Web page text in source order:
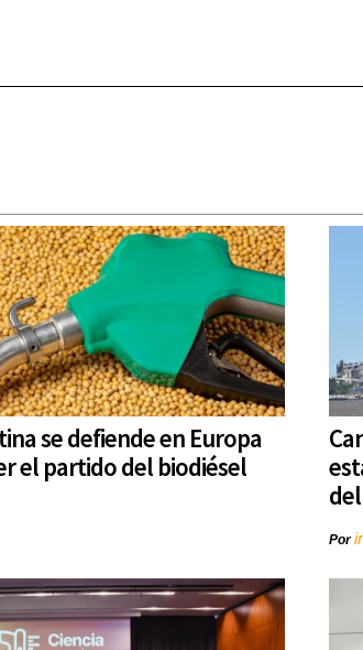
se defiende en Europa
el partido del biodiésel
Por